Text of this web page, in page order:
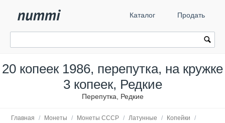
Каталог Продать
20 копеек 1986, перепутка, на кружке
3 копеек, Редкие
Перепутка, Редкие
Главная / Монеты / Монеты СССР / Латунные / Копейки
/